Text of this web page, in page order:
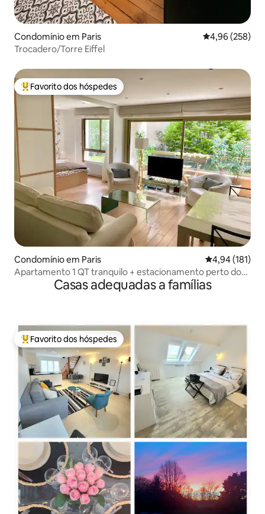
Condomínio em Paris Classificação
4,96 (258)
Trocadero/Torre Eiffel
Favoritos dos hóspedes mais apreciados
Favorito dos hóspedes
Condomínio em Paris Classificação
4,94 (181)
Apartamento 1 QT tranquilo + estacionamento perto dos
Champs ElyséesCasas adequadas a famílias
Favoritos dos hóspedes mais apreciados
Favorito dos hóspedes